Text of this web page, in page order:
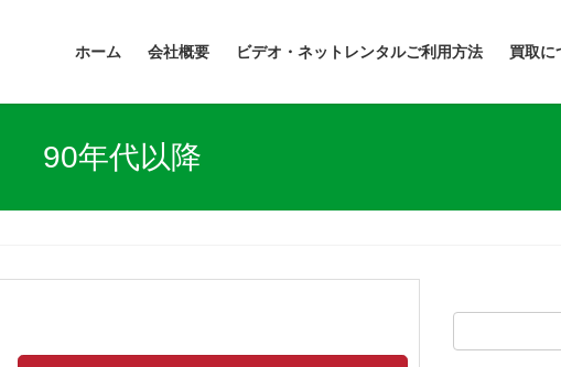
ホーム 会社概要 ビデオ・ネットレンタルご利用方法 買取に
90年代以降